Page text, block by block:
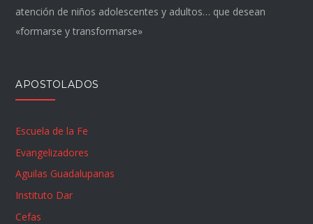
atención de niños adolescentes y adultos… que desean
«formarse y transformarse»
APOSTOLADOS
Escuela de la Fe
Evangelizadores
Aguilas Guadalupanas
Instituto Dar
Cefas